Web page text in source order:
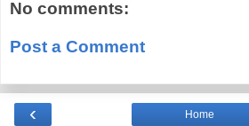
No comments:
Post a Comment
‹ Home